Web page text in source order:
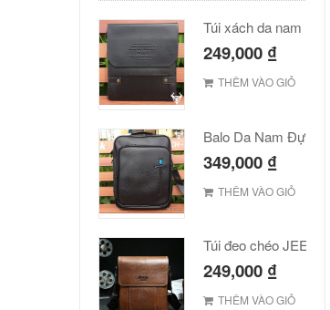
249,000 ₫
THÊM VÀO GIỎ
Balo Da Nam Đựng Laptop Đẹp Giá Rẻ
349,000 ₫
THÊM VÀO GIỎ
249,000 ₫
THÊM VÀO GIỎ